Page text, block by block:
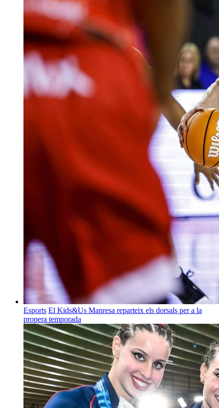
Esports El Kids&Us Manresa reparteix els dorsals per a la
propera temporada